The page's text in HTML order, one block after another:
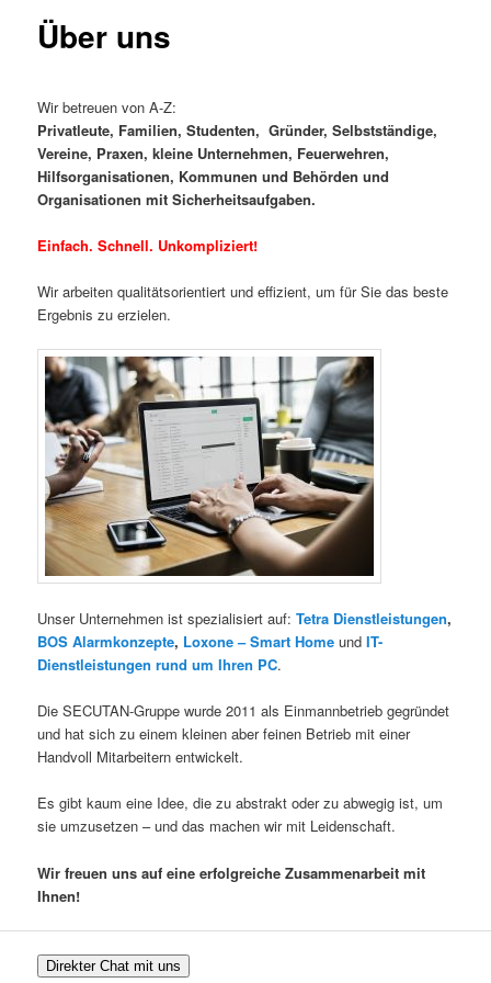
Über uns
Wir betreuen von A-Z:
Privatleute, Familien, Studenten, Gründer, Selbstständige,
Vereine, Praxen, kleine Unternehmen, Feuerwehren,
Hilfsorganisationen, Kommunen und Behörden und
Organisationen mit Sicherheitsaufgaben.
Einfach. Schnell. Unkompliziert!
Wir arbeiten qualitätsorientiert und effizient, um für Sie das beste
Ergebnis zu erzielen.
Unser Unternehmen ist spezialisiert auf:Tetra Dienstleistungen,
BOS Alarmkonzepte, Loxone – Smart Home undIT-
Dienstleistungen rund um Ihren PC.
Die SECUTAN-Gruppe wurde 2011 als Einmannbetrieb gegründet
und hat sich zu einem kleinen aber feinen Betrieb mit einer
Handvoll Mitarbeitern entwickelt.
Es gibt kaum eine Idee, die zu abstrakt oder zu abwegig ist, um
sie umzusetzen – und das machen wir mit Leidenschaft.
Wir freuen uns auf eine erfolgreiche Zusammenarbeit mit
Ihnen!
Direkter Chat mit uns